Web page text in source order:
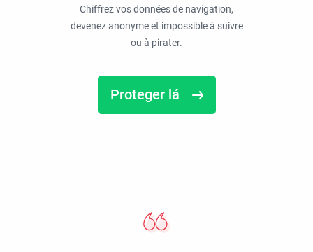
Chiffrez vos données de navigation,
devenez anonyme et impossible à suivre
ou à pirater.
Proteger lá